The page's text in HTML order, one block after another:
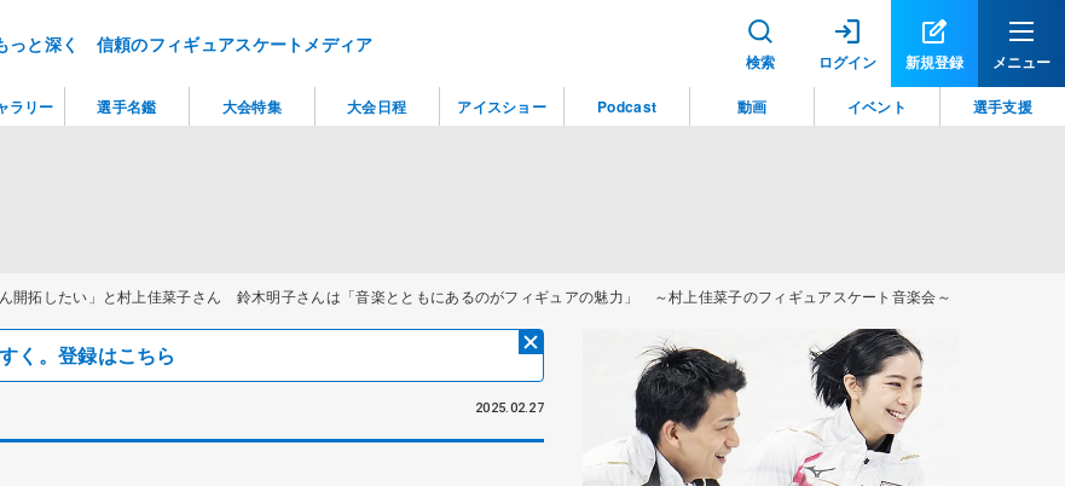
っと深く 信頼のフィギュアスケートメディア
検索 ログイン 新規登録 メニュー
開拓したい」と村上佳菜子さん 鈴木明子さんは「音楽とともにあるのがフィギュアの魅力」 ～村上佳菜子のフィギュアスケート音楽会～
く。登録はこちら
2025.02.27
ラリー 選手名鑑 大会特集 大会日程 アイスショー Podcast 動画 イベント 選手支援